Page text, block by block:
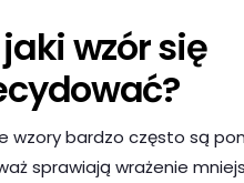
wzór się
wzory bardzo często są
sprawiają wrażenie